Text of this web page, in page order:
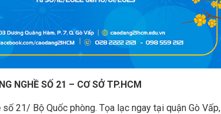
NGHỀ SỐ 21 – CƠ SỞ TP.HCM
21/ Bộ Quốc phòng. Tọa lạc ngay tại quận Gò Vấp,